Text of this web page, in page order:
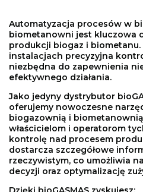
Automatyzacja procesów w
biometanowni jest kluczowa
produkcji biogaz i
instalacjach precyzyjna
niezbędna do zapewnienia
efektywnego działania.
Jako jedyny dystrybutor
oferujemy nowoczesne
biogazownią i
właścicielom i operatorom
kontrolę nad procesem
dostarcza szczegółowe
rzeczywistym, co umożliwia
decyzji oraz optymalizację